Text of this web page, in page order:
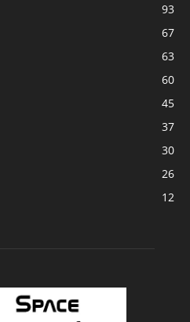
93
67
63
60
45
37
30
26
12